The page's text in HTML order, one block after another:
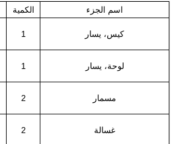
الكمية اسم الجزء
1 كيس، يسار
1 لوحة، يسار
2 مسمار
2 غسالة